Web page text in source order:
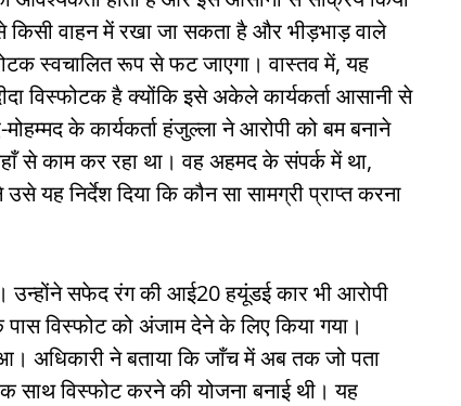
वाहन में रखा जा सकता है और भीड़भाड़ वाले
स्वचालित रूप से फट जाएगा। वास्तव में, यह
विस्फोटक है क्योंकि इसे अकेले कार्यकर्ता आसानी से
के कार्यकर्ता हंजुल्ला ने आरोपी को बम बनाने
से काम कर रहा था। वह अहमद के संपर्क में था,
निर्देश दिया कि कौन सा सामग्री प्राप्त करना
उन्होंने सफेद रंग की आई20 हयूंडई कार भी आरोपी
विस्फोट को अंजाम देने के लिए किया गया।
अधिकारी ने बताया कि जाँच में अब तक जो पता
साथ विस्फोट करने की योजना बनाई थी। यह